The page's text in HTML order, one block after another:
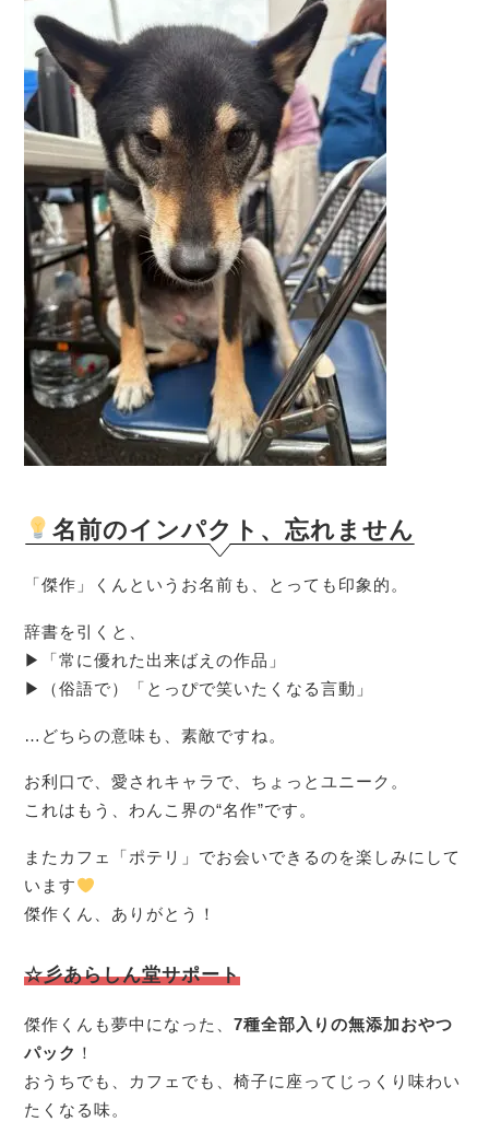
名前のインパクト、忘れません
「傑作」くんというお名前も、とっても印象的。
辞書を引くと、
▶「常に優れた出来ばえの作品」
▶（俗語で）「とっぴで笑いたくなる言動」
…どちらの意味も、素敵ですね。
お利口で、愛されキャラで、ちょっとユニーク。
これはもう、わんこ界の“名作”です。
またカフェ「ポテリ」でお会いできるのを楽しみにして
います
傑作くん、ありがとう！
☆彡あらしん堂サポート
傑作くんも夢中になった、7種全部入りの無添加おやつ
パック ！
おうちでも、カフェでも、椅子に座ってじっくり味わい
たくなる味。